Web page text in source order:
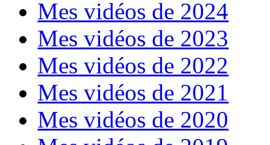
Mes vidéos de 2024
Mes vidéos de 2023
Mes vidéos de 2022
Mes vidéos de 2021
Mes vidéos de 2020